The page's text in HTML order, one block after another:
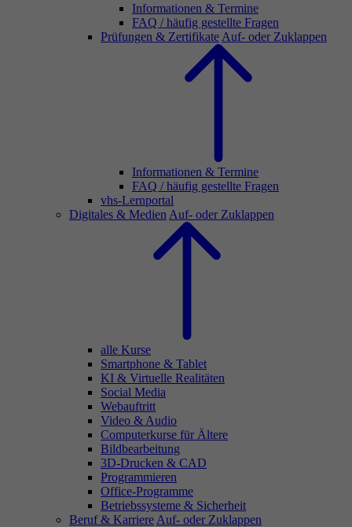
Informationen & Termine
FAQ / häufig gestellte Fragen
Prüfungen & Zertifikate Auf- oder Zuklappen
Informationen & Termine
FAQ / häufig gestellte Fragen
vhs-Lernportal
Digitales & Medien Auf- oder Zuklappen
alle Kurse
Smartphone & Tablet
KI & Virtuelle Realitäten
Social Media
Webauftritt
Video & Audio
Computerkurse für Ältere
Bildbearbeitung
3D-Drucken & CAD
Programmieren
Office-Programme
Betriebssysteme & Sicherheit
Beruf & Karriere Auf- oder Zuklappen